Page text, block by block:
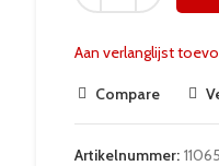
Aan verlanglijst
Compare
Artikelnummer: 11065